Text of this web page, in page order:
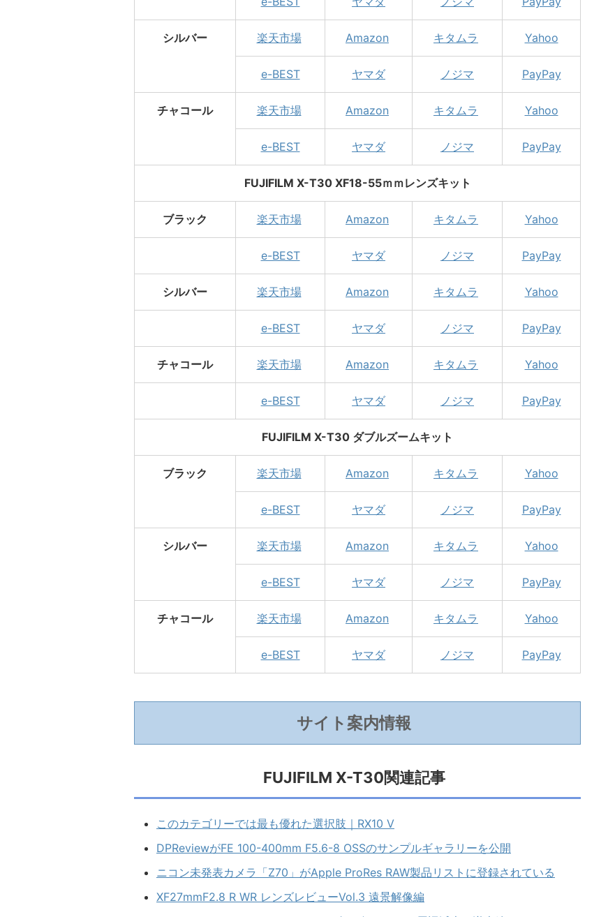
シルバー 楽天市場 Amazon キタムラ Yahoo
e-BEST ヤマダ ノジマ PayPay
チャコール 楽天市場 Amazon キタムラ Yahoo
e-BEST ヤマダ ノジマ PayPay
FUJIFILM X-T30 XF18-55ｍｍレンズキット
ブラック 楽天市場 Amazon キタムラ Yahoo
e-BEST ヤマダ ノジマ PayPay
シルバー 楽天市場 Amazon キタムラ Yahoo
e-BEST ヤマダ ノジマ PayPay
チャコール 楽天市場 Amazon キタムラ Yahoo
e-BEST ヤマダ ノジマ PayPay
FUJIFILM X-T30 ダブルズームキット
ブラック 楽天市場 Amazon キタムラ Yahoo
e-BEST ヤマダ ノジマ PayPay
シルバー 楽天市場 Amazon キタムラ Yahoo
e-BEST ヤマダ ノジマ PayPay
チャコール 楽天市場 Amazon キタムラ Yahoo
e-BEST ヤマダ ノジマ PayPay
サイト案内情報
FUJIFILM X-T30関連記事
このカテゴリーでは最も優れた選択肢｜RX10 V
DPReviewがFE 100-400mm F5.6-8 OSSのサンプルギャラリーを公開
ニコン未発表カメラ「Z70」がApple ProRes RAW製品リストに登録されている
XF27mmF2.8 R WR レンズレビューVol.3 遠景解像編